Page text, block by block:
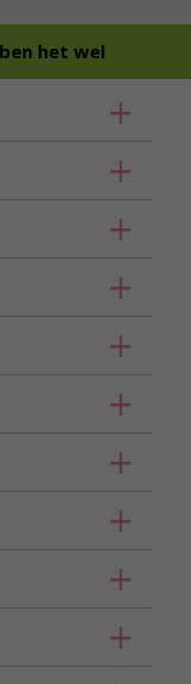
het wel